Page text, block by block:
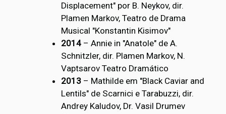
Displacement" por B. Neykov, dir.
Plamen Markov, Teatro de Drama
Musical "Konstantin Kisimov"
2014– Annie in "Anatole" de A.
Schnitzler, dir. Plamen Markov, N.
Vaptsarov Teatro Dramático
2013– Mathilde em "Black Caviar and
Lentils" de Scarnici e Tarabuzzi, dir.
Andrey Kaludov, Dr. Vasil Drumev